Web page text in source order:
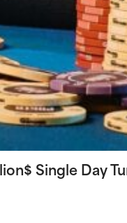
Single Day